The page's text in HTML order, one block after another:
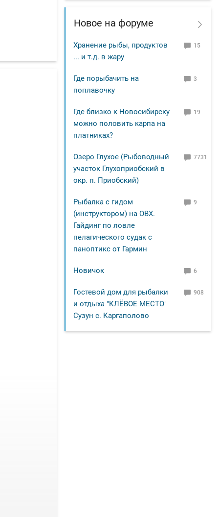
Новое на форуме
Хранение рыбы, продуктов
... и т.д. в жару
15
Где порыбачить на
поплавочку
3
Где близко к Новосибирску
можно половить карпа на
платниках?
19
Озеро Глухое (Рыбоводный
участок Глухоприобский в
окр. п. Приобский)
7731
Рыбалка с гидом
(инструктором) на ОВХ.
Гайдинг по ловле
пелагического судак с
паноптикс от Гармин
9
Новичок 6
Гостевой дом для рыбалки
и отдыха "КЛЁВОЕ МЕСТО"
Сузун с. Каргаполово
908